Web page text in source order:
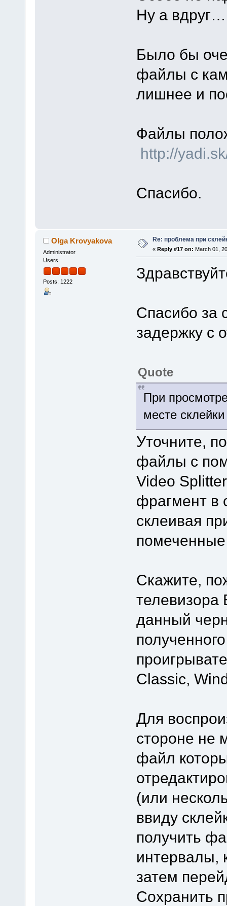
Ну а
Было бы
файлы с
лишнее и
Файлы
http://
Спасибо.
Olga Krovyakova
Administrator
Users
Posts: 1222
Re: проблема при
« Reply #17 on: March 01,
Спасибо за
задержку с
Quote
При
месте
Уточните,
файлы с
Video
фрагмент в
склеивая
Скажите,
телевизора
данный
Classic,
Для
стороне не
файл
(или
ввиду
получить
интервалы,
затем
Сохранить